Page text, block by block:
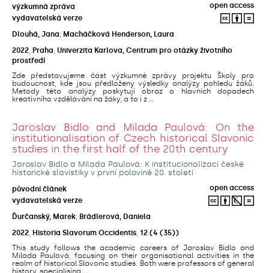
výzkumná zpráva
open access
vydavatelská verze
Dlouhá, Jana; Macháčková Henderson, Laura
2022 Praha Univerzita Karlova, Centrum pro otázky životního
prostředí
Zde představujeme část výzkumné zprávy projektu Školy pro
budoucnost, kde jsou předloženy výsledky analýzy pohledu žáků.
Metody této analýzy poskytují obraz o hlavních dopadech
kreativního vzdělávání na žáky, a to i z ...
Jaroslav Bidlo and Milada Paulová: On the
institutionalisation of Czech historical Slavonic
studies in the first half of the 20th century
Jaroslav Bidlo a Milada Paulová: K institucionalizaci české
historické slavistiky v první polovině 20. století
původní článek
open access
vydavatelská verze
Ďurčanský, Marek; Brádlerová, Daniela
2022 Historia Slavorum Occidentis 12 (4 (35))
This study follows the academic careers of Jaroslav Bidlo and
Milada Paulová, focusing on their organisational activities in the
realm of historical Slavonic studies. Both were professors of general
history, specialising ...